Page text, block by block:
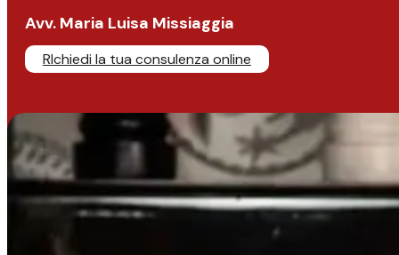
Avv. Maria Luisa Missiaggia
RIchiedi la tua consulenza online